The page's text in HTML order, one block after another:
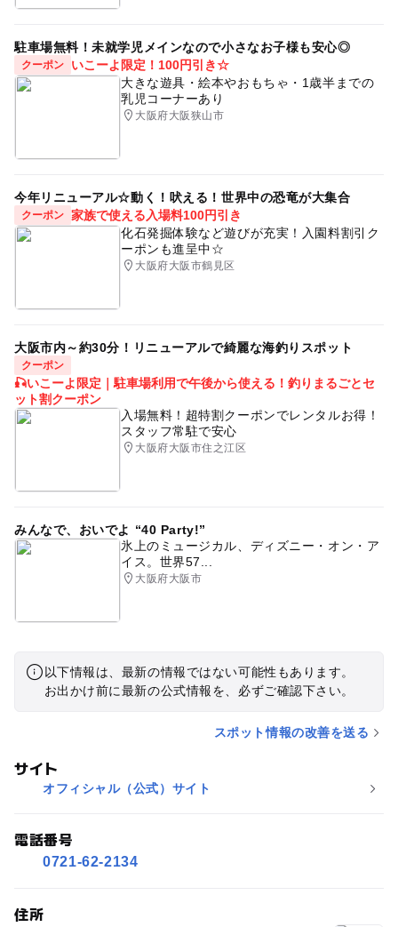
駐車場無料！未就学児メインなので小さなお子様も安心◎
クーポン
いこーよ限定！100円引き☆
大きな遊具・絵本やおもちゃ・1歳半までの
乳児コーナーあり
大阪府大阪狭山市
今年リニューアル☆動く！吠える！世界中の恐竜が大集合
クーポン 家族で使える入場料100円引き
化石発掘体験など遊びが充実！入園料割引ク
ーポンも進呈中☆
大阪府大阪市鶴見区
大阪市内～約30分！リニューアルで綺麗な海釣りスポット
クーポン
🎣いこーよ限定｜駐車場利用で午後から使える！釣りまるごとセ
ット割クーポン
入場無料！超特割クーポンでレンタルお得！
スタッフ常駐で安心
大阪府大阪市住之江区
みんなで、おいでよ “40 Party!”
氷上のミュージカル、ディズニー・オン・ア
イス。世界57...
大阪府大阪市
以下情報は、最新の情報ではない可能性もあります。
お出かけ前に最新の公式情報を、必ずご確認下さい。
スポット情報の改善を送る
サイト
オフィシャル（公式）サイト
電話番号
0721-62-2134
住所